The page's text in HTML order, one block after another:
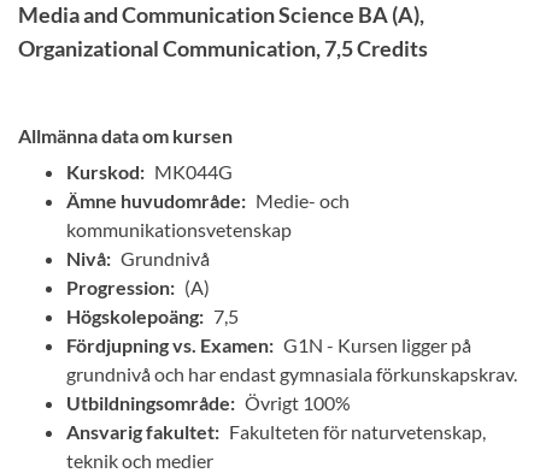
Media and Communication Science BA (A),
Organizational Communication, 7,5 Credits
Allmänna data om kursen
Kurskod: MK044G
Ämne huvudområde: Medie- och
kommunikationsvetenskap
Nivå: Grundnivå
Progression: (A)
Högskolepoäng: 7,5
Fördjupning vs. Examen: G1N - Kursen ligger på
grundnivå och har endast gymnasiala förkunskapskrav.
Utbildningsområde: Övrigt 100%
Ansvarig fakultet: Fakulteten för naturvetenskap,
teknik och medier